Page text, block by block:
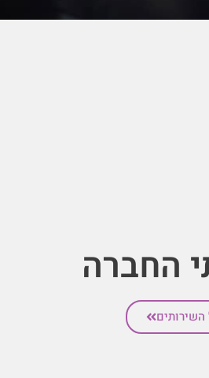
החברה
השירותים